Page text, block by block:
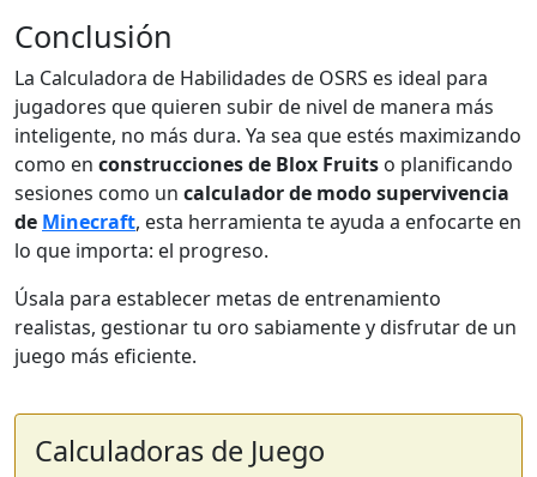
Conclusión
La Calculadora de Habilidades de OSRS es ideal para
jugadores que quieren subir de nivel de manera más
inteligente, no más dura. Ya sea que estés maximizando
como en construcciones de Blox Fruits o planificando
sesiones como un calculador de modo supervivencia
de Minecraft, esta herramienta te ayuda a enfocarte en
lo que importa: el progreso.
Úsala para establecer metas de entrenamiento
realistas, gestionar tu oro sabiamente y disfrutar de un
juego más eficiente.
Calculadoras de Juego